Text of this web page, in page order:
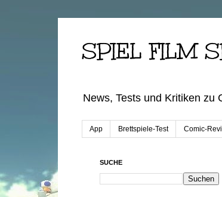
SPIEL FILM
News, Tests und Kritiken zu
App Brettspiele-Test Comic-
SUCHE